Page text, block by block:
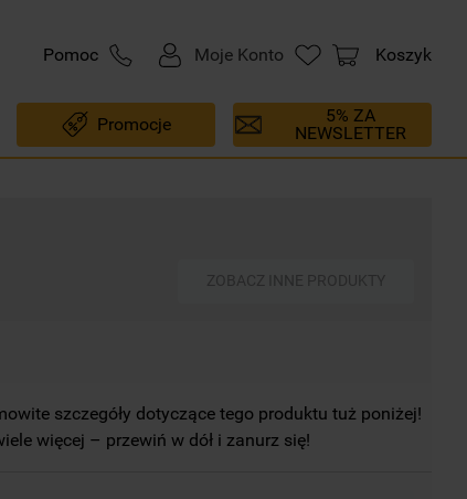
Pomoc Moje Konto Koszyk
Promocje
5% ZA
NEWSLETTER
ZOBACZ INNE PRODUKTY
szczegóły dotyczące tego produktu tuż poniżej!
więcej – przewiń w dół i zanurz się!